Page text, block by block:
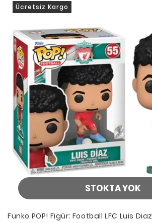
STOKTA YOK
Ücretsiz Kargo
Funko POP! Figür: Football LFC Luis Diaz